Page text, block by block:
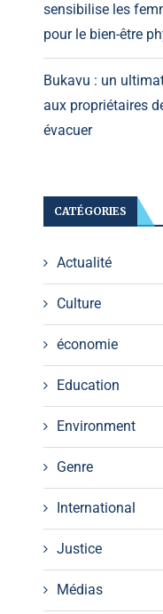
sensibilise les
pour le bien-être
Bukavu : un
aux propriétaires
évacuer
CATÉGORIES
Actualité
Culture
économie
Education
Environment
Genre
International
Justice
Médias